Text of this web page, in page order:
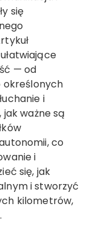
się
— od
określonych
i
ważne są
co
i
się, jak
i stworzyć
kilometrów,